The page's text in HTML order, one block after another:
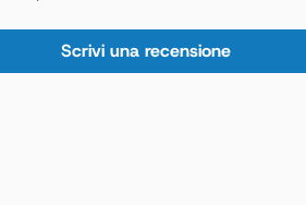
Scrivi una recensione